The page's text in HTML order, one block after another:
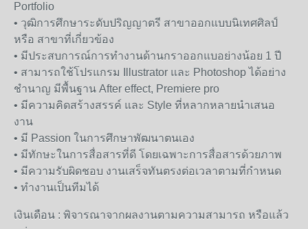
Portfolio
• วุฒิการศึกษาระดับปริญญาตรี สาขาออกแบบนิเทศศิลป์
หรือ สาขาที่เกี่ยวข้อง
• มีประสบการณ์การทำงานด้านกราออกแบอย่างน้อย 1 ปี
• สามารถใช้โปรแกรม Illustrator และ Photoshop ได้อย่าง
ชำนาญ มีพื้นฐาน After effect, Premiere pro
• มีความคิดสร้างสรรค์ และ Style ที่หลากหลายนำเสนอ
งาน
• มี Passion ในการศึกษาพัฒนาตนเอง
• มีทักษะในการสื่อสารที่ดี โดยเฉพาะการสื่อสารด้วยภาพ
• มีความรับผิดชอบ งานเสร็จทันตรงต่อเวลาตามที่กำหนด
• ทำงานเป็นทีมได้
เงินเดือน : พิจารณาจากผลงานตามความสามารถ หรือแล้ว